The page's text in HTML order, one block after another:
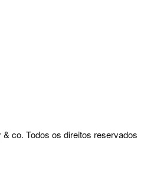
co. Todos os direitos reservados